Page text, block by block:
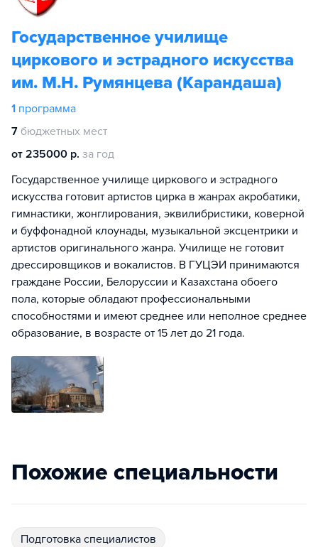
Государственное училище
циркового и эстрадного искусства
им. М.Н. Румянцева (Карандаша)
1 программа
7 бюджетных мест
от 235000 р. за год
Государственное училище циркового и эстрадного
искусства готовит артистов цирка в жанрах акробатики,
гимнастики, жонглирования, эквилибристики, коверной
и буффонадной клоунады, музыкальной эксцентрики и
артистов оригинального жанра. Училище не готовит
дрессировщиков и вокалистов. В ГУЦЭИ принимаются
граждане России, Белоруссии и Казахстана обоего
пола, которые обладают профессиональными
способностями и имеют среднее или неполное среднее
образование, в возрасте от 15 лет до 21 года.
Похожие специальности
подготовка специалистов